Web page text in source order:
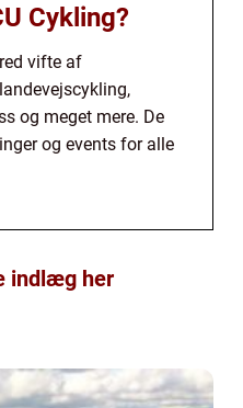
Cykling?
vifte af
og meget mere. De
og events for alle
indlæg her